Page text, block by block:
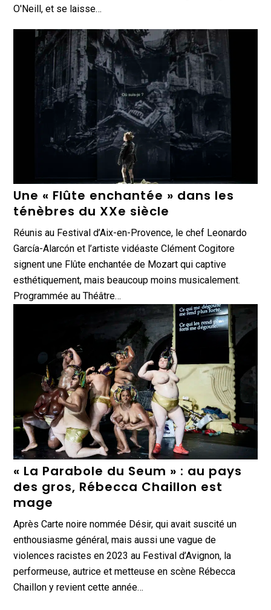
O'Neill, et se laisse…
Une « Flûte enchantée » dans les
ténèbres du XXe siècle
Réunis au Festival d’Aix-en-Provence, le chef Leonardo
García-Alarcón et l’artiste vidéaste Clément Cogitore
signent une Flûte enchantée de Mozart qui captive
esthétiquement, mais beaucoup moins musicalement.
Programmée au Théâtre…
« La Parabole du Seum » : au pays
des gros, Rébecca Chaillon est
mage
Après Carte noire nommée Désir, qui avait suscité un
enthousiasme général, mais aussi une vague de
violences racistes en 2023 au Festival d’Avignon, la
performeuse, autrice et metteuse en scène Rébecca
Chaillon y revient cette année…